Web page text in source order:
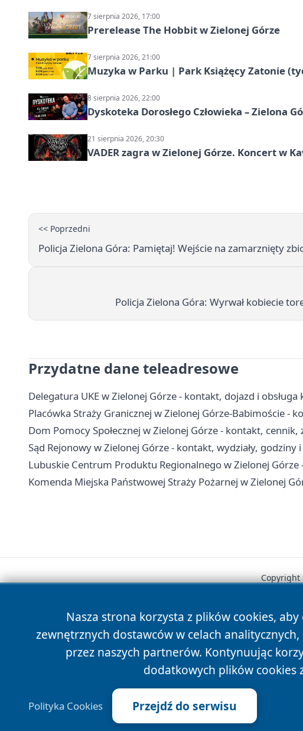
7 sierpnia 2026, 17:00
Prerelease The Hobbit w Zielonej Górze
7 sierpnia 2026, 21:00
Muzyka w Parku | Park Książęcy Zatonie
8 sierpnia 2026, 22:00
Dyskoteka Dorosłego Człowieka – Zielona
21 sierpnia 2026, 20:30
VADER zagra w Zielonej Górze. Koncert w
<< Poprzedni
Policja Zielona Góra: Pamiętaj! Wejście na zamarznięty
Policja Zielona Góra: Wyrwał kobiecie
Przydatne dane teleadresowe
Delegatura UKE w Zielonej Górze - kontakt, dojazd i obsługa
Placówka Straży Granicznej w Zielonej Górze-Babimoście -
Dom Pomocy Społecznej w Zielonej Górze - kontakt, cennik,
Sąd Rejonowy w Zielonej Górze - kontakt, wydziały, godziny i
Lubuskie Centrum Produktu Regionalnego w Zielonej
Komenda Miejska Państwowej Straży Pożarnej w Zielonej
Nasza strona korzysta z plików cookies,
zewnętrznych dostawców w celach
przez naszych partnerów. Kontynuując
dodatkowych plików cookies
Polityka Cookies Przejdź do serwisu
Copyright
News